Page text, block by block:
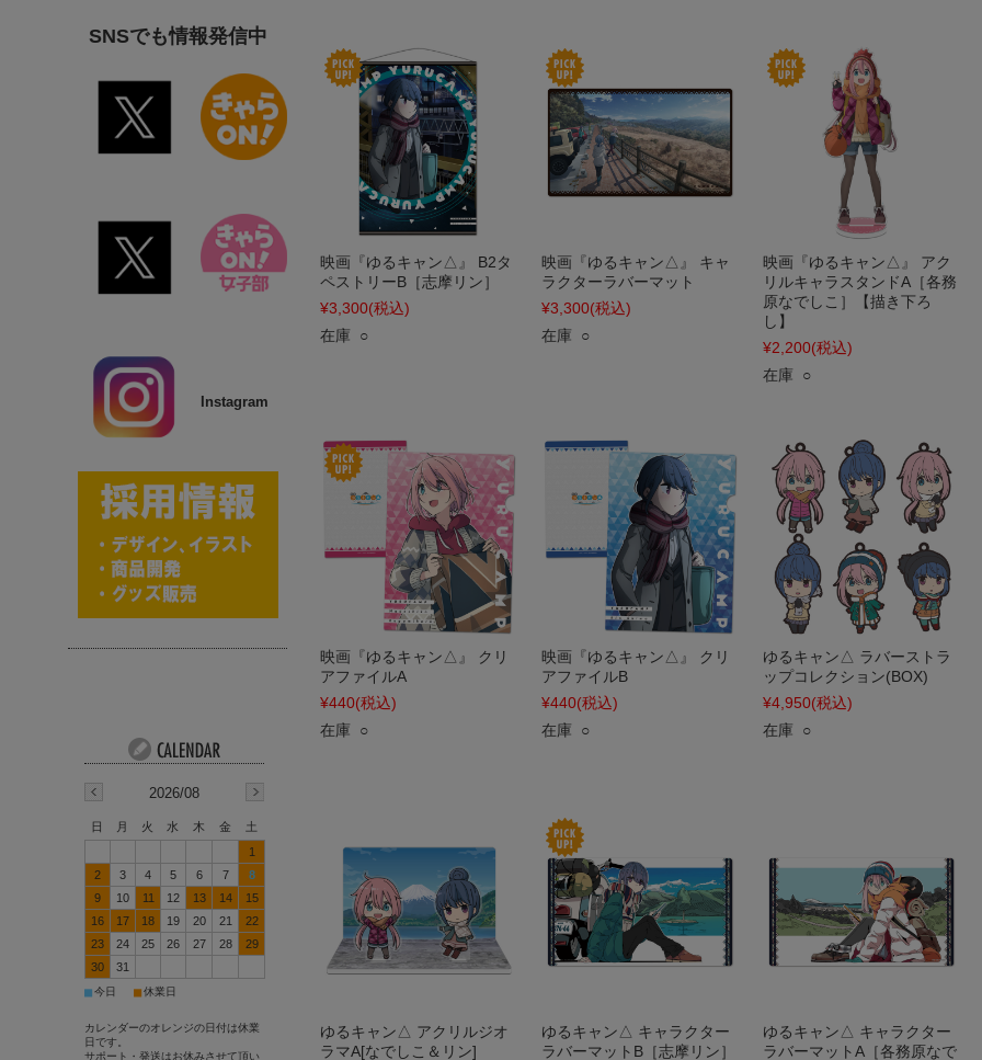
映画『ゆるキャン△』 B2タ
ペストリーB［志摩リン］
¥3,300(税込)
在庫 ○
映画『ゆるキャン△』 キャ
ラクターラバーマット
¥3,300(税込)
在庫 ○
映画『ゆるキャン△』 アク
リルキャラスタンドA［各務
原なでしこ］【描き下ろ
し】
¥2,200(税込)
在庫 ○
映画『ゆるキャン△』 クリ
アファイルA
¥440(税込)
在庫 ○
映画『ゆるキャン△』 クリ
アファイルB
¥440(税込)
在庫 ○
ゆるキャン△ ラバーストラ
ップコレクション(BOX)
¥4,950(税込)
在庫 ○
ゆるキャン△ アクリルジオ
ラマA[なでしこ＆リン]
ゆるキャン△ キャラクター
ラバーマットB［志摩リン］
ゆるキャン△ キャラクター
ラバーマットA［各務原なで
SNSでも情報発信中
Instagram
2026/08
日 月 火 水 木 金
土
1
2
3 4 5 6 7
8
9
10 11 12 13 14
15
16
17 18 19 20 21
22
23
24 25 26 27 28
29
30
31
■今日 ■休業日
カレンダーのオレンジの日付は休業
日です。
サポート・発送はお休みさせて頂い